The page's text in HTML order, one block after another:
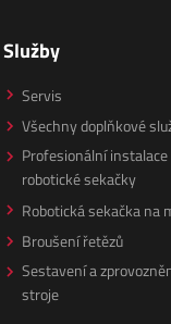
Služby
Servis
Všechny doplňkové
Profesionální instalace
robotické sekačky
Robotická sekačka na
Broušení řetězů
Sestavení a
stroje